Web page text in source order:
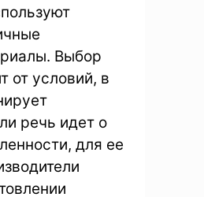
Выбор
от условий, в
речь идет о
для ее